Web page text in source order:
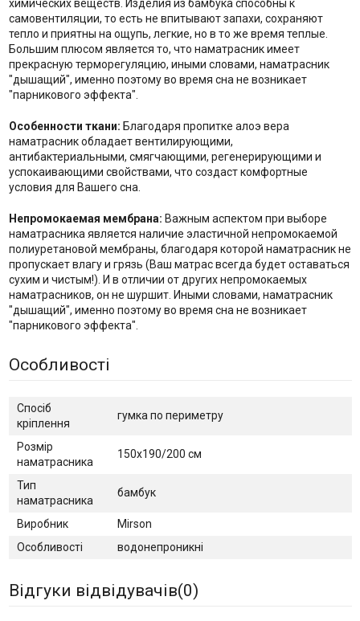
химических веществ. Изделия из бамбука способны к
самовентиляции, то есть не впитывают запахи, сохраняют
тепло и приятны на ощупь, легкие, но в то же время теплые.
Большим плюсом является то, что наматрасник имеет
прекрасную терморегуляцию, иными словами, наматрасник
"дышащий", именно поэтому во время сна не возникает
"парникового эффекта".
Особенности ткани: Благодаря пропитке алоэ вера
наматрасник обладает вентилирующими,
антибактериальными, смягчающими, регенерирующими и
успокаивающими свойствами, что создаст комфортные
условия для Вашего сна.
Непромокаемая мембрана: Важным аспектом при выборе
наматрасника является наличие эластичной непромокаемой
полиуретановой мембраны, благодаря которой наматрасник не
пропускает влагу и грязь (Ваш матрас всегда будет оставаться
сухим и чистым!). И в отличии от других непромокаемых
наматрасников, он не шуршит. Иными словами, наматрасник
"дышащий", именно поэтому во время сна не возникает
"парникового эффекта".
Особливості
Спосіб
кріплення
гумка по периметру
Розмір
наматрасника
150х190/200 см
Тип
наматрасника
бамбук
Виробник
Mirson
Особливості
водонепроникні
Відгуки відвідувачів(0)